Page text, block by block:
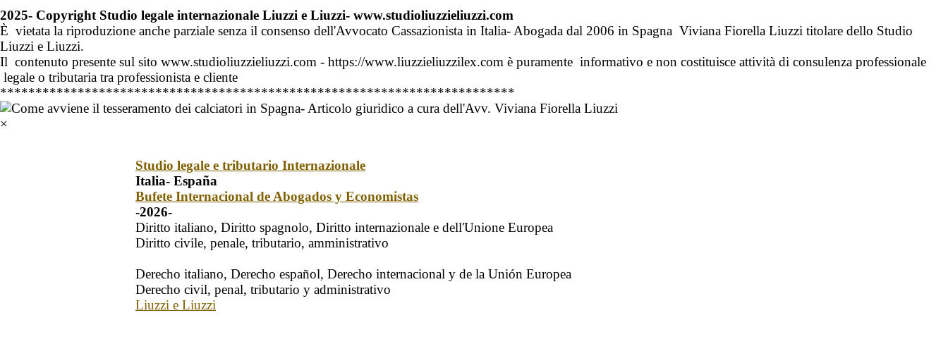
2025- Copyright Studio legale internazionale Liuzzi e Liuzzi- www.studioliuzzieliuzzi.com
È vietata la riproduzione anche parziale senza il consenso dell'Avvocato Cassazionista in Italia- Abogada dal 2006 in Spagna Viviana Fiorella Liuzzi titolare dello Studio
Liuzzi e Liuzzi.
Il contenuto presente sul sito www.studioliuzzieliuzzi.com - https://www.liuzzieliuzzilex.com è puramente informativo e non costituisce attività di consulenza professionale
legale o tributaria tra professionista e cliente
*************************************************************************
×
Studio legale e tributario Internazionale
Italia- España
Bufete Internacional de Abogados y Economistas
-2026-
Diritto italiano, Diritto spagnolo, Diritto internazionale e dell'Unione Europea
Diritto civile, penale, tributario, amministrativo
Derecho italiano, Derecho español, Derecho internacional y de la Unión Europea
Derecho civil, penal, tributario y administrativo
Liuzzi e Liuzzi